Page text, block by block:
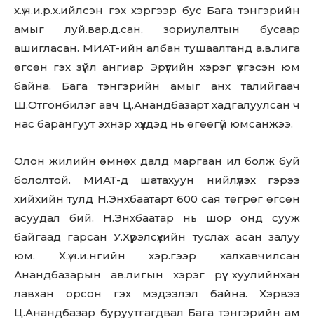
х.ү.ч.и.р.х.ийлсэн гэх хэргээр бус Бага тэнгэрийн
амыг луй.вар.д.сан, зориулалтын бусаар
ашигласан. МИАТ-ийн албан тушаалтанд а.в.лига
өгсөн гэх зүйл ангиар Эрүүгийн хэрэг үүсгэсэн юм
байна. Бага тэнгэрийн амыг анх талийгаач
Ш.Отгонбилэг авч Ц.Анандбазарт хадгалуулсан ч
нас барангуут эхнэр хүүхдэд нь өгөөгүй юмсанжээ.
Олон жилийн өмнөх далд маргаан ил болж буй
бололтой. МИАТ-д шатахуун нийлүүлэх гэрээ
хийхийн тулд Н.Энхбаатарт 600 сая төгрөг өгсөн
асуудал бий. Н.Энхбаатар нь шор онд сууж
байгаад гарсан У.Хүрэлсүхийн туслах асан залуу
юм. Х.ү.ч.и.нгийн хэр.гээр халхавчилсан
Анандбазарын ав.лигын хэрэг рүү хуулийнхан
лавхан орсон гэх мэдээлэл байна. Хэрвээ
Ц.Анандбазар буруутгагдвал Бага тэнгэрийн ам